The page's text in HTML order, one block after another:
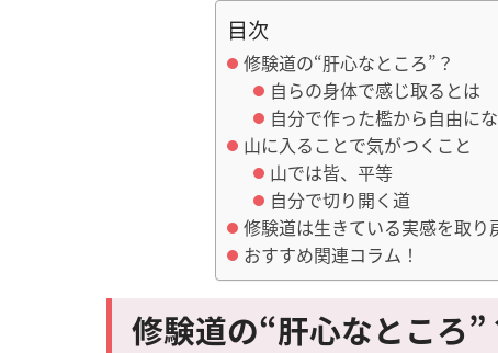
目次
修験道の“肝心なところ”？
自らの身体で感じ取るとは
自分で作った檻から自由に
山に入ることで気がつくこと
山では皆、平等
自分で切り開く道
修験道は生きている実感を取り
おすすめ関連コラム！
修験道の“肝心なところ”